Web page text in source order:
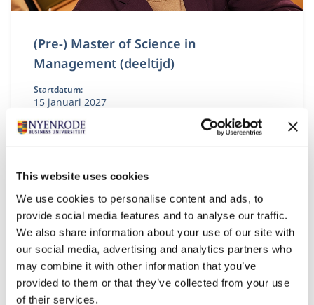
This website uses cookies
We use cookies to personalise content and ads, to
provide social media features and to analyse our traffic.
We also share information about your use of our site with
our social media, advertising and analytics partners who
may combine it with other information that you’ve
provided to them or that they’ve collected from your use
of their services.
(Pre-) Master of Science in
Management (deeltijd)
Startdatum:
15 januari 2027
Taal:
Nederlands
Locatie:
Deeltijd Master of Science in Management. Je
studeert naast je baan en versterkt je
bedrijfskundige kennis, persoonlijk leiderschap en
strategisch inzicht. Zo ontwikkel je jezelf tot een
leider of ondernemer die richting geeft,
verantwoordelijkheid neemt en oog houdt voor
mens, organisatie en maatschappij.